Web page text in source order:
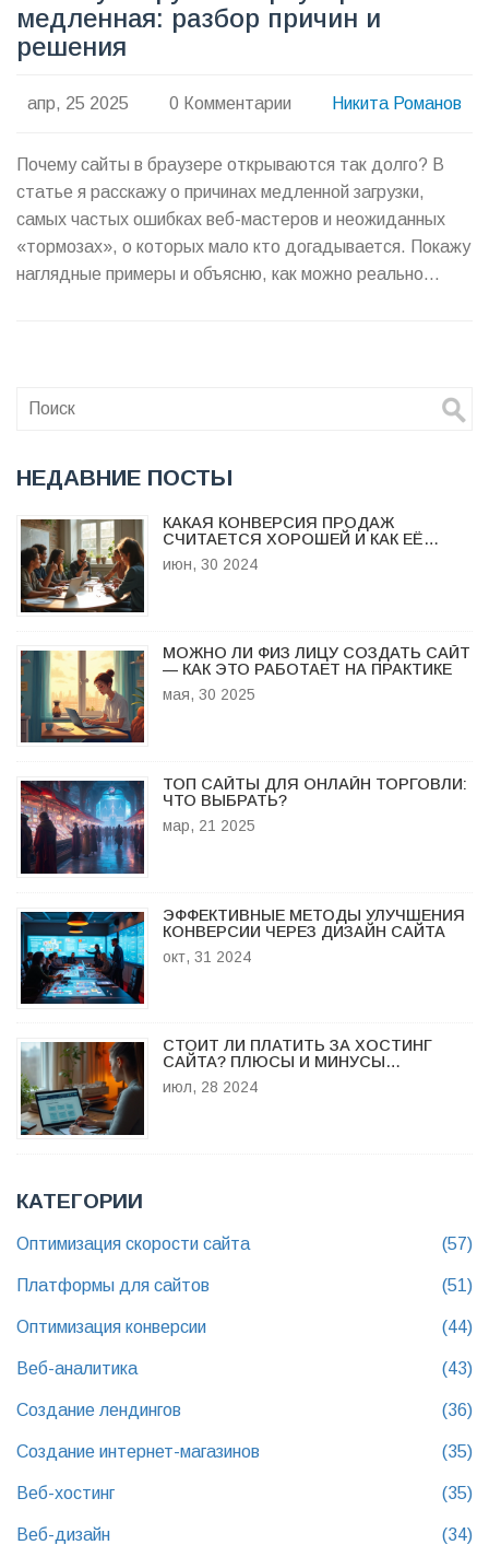
медленная: разбор причин и
решения
апр, 25 2025 0 Комментарии Никита Романов
Почему сайты в браузере открываются так долго? В
статье я расскажу о причинах медленной загрузки,
самых частых ошибках веб-мастеров и неожиданных
«тормозах», о которых мало кто догадывается. Покажу
наглядные примеры и объясню, как можно реально
НЕДАВНИЕ ПОСТЫ
КАКАЯ КОНВЕРСИЯ ПРОДАЖ
СЧИТАЕТСЯ ХОРОШЕЙ И КАК ЕЁ
ПОВЫСИТЬ
июн, 30 2024
МОЖНО ЛИ ФИЗ ЛИЦУ СОЗДАТЬ САЙТ
— КАК ЭТО РАБОТАЕТ НА ПРАКТИКЕ
мая, 30 2025
ТОП САЙТЫ ДЛЯ ОНЛАЙН ТОРГОВЛИ:
ЧТО ВЫБРАТЬ?
мар, 21 2025
ЭФФЕКТИВНЫЕ МЕТОДЫ УЛУЧШЕНИЯ
КОНВЕРСИИ ЧЕРЕЗ ДИЗАЙН САЙТА
окт, 31 2024
СТОИТ ЛИ ПЛАТИТЬ ЗА ХОСТИНГ
САЙТА? ПЛЮСЫ И МИНУСЫ
ПЛАТНОГО И БЕСПЛАТНОГО
ХОСТИНГА
июл, 28 2024
КАТЕГОРИИ
Оптимизация скорости сайта (57)
Платформы для сайтов (51)
Оптимизация конверсии (44)
Веб-аналитика (43)
Создание лендингов (36)
Создание интернет-магазинов (35)
Веб-хостинг (35)
Веб-дизайн (34)